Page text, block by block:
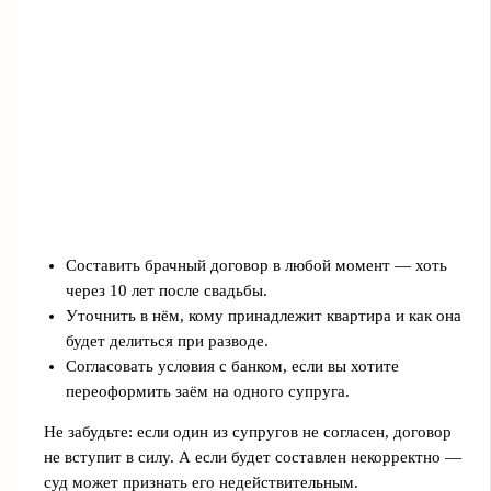
Составить брачный договор в любой момент — хоть
через 10 лет после свадьбы.
Уточнить в нём, кому принадлежит квартира и как она
будет делиться при разводе.
Согласовать условия с банком, если вы хотите
переоформить заём на одного супруга.
Не забудьте: если один из супругов не согласен, договор
не вступит в силу. А если будет составлен некорректно —
суд может признать его недействительным.